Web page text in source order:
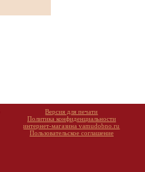
Версия для печати
Политика конфиденциальности
интернет-магазина vamudobno.ru
Пользовательское соглашение